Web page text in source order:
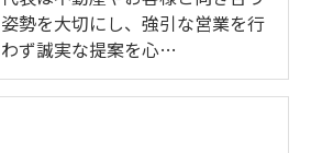
姿勢を大切にし、強引な営業を行
わず誠実な提案を心…